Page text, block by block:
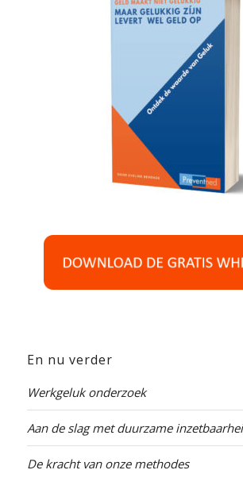
En nu verder
Werkgeluk onderzoek
Aan de slag met duurzame
De kracht van onze methodes